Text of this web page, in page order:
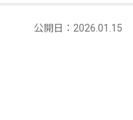
公開日：2026.01.15